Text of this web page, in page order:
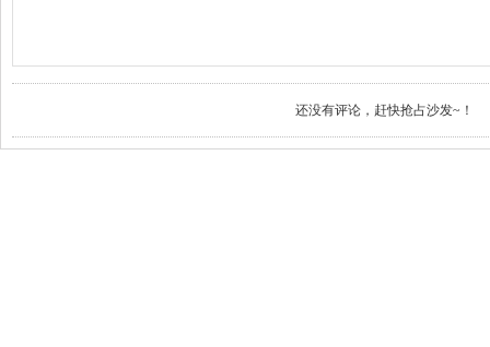
还没有评论，赶快抢占沙发~！